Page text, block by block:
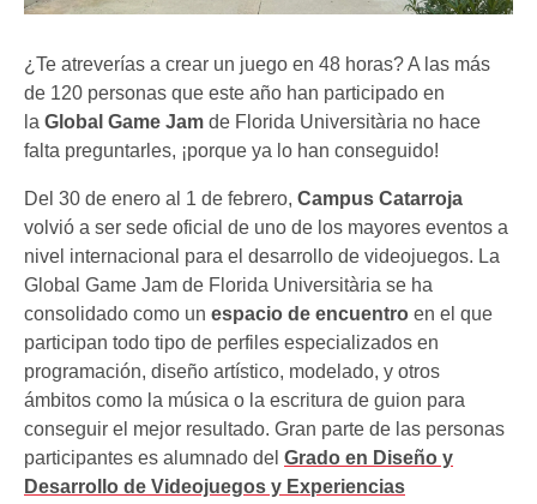
¿Te atreverías a crear un juego en 48 horas? A las más
de 120 personas que este año han participado en
la Global Game Jam de Florida Universitària no hace
falta preguntarles, ¡porque ya lo han conseguido!
Del 30 de enero al 1 de febrero, Campus Catarroja
volvió a ser sede oficial de uno de los mayores eventos a
nivel internacional para el desarrollo de videojuegos. La
Global Game Jam de Florida Universitària se ha
consolidado como un espacio de encuentro en el que
participan todo tipo de perfiles especializados en
programación, diseño artístico, modelado, y otros
ámbitos como la música o la escritura de guion para
conseguir el mejor resultado. Gran parte de las personas
participantes es alumnado del Grado en Diseño y
Desarrollo de Videojuegos y Experiencias